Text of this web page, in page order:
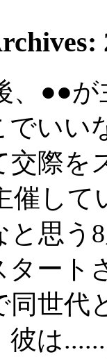
、●●
でいい
交際を
催して
と思う
タート
同世代
は......